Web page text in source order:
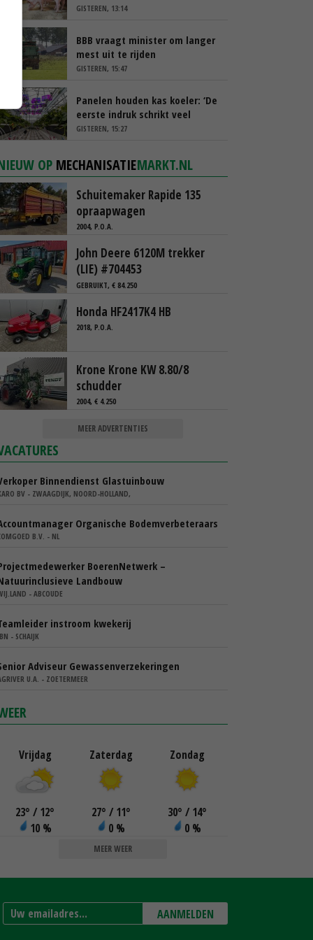
GISTEREN, 13:14
BBB vraagt minister om langer
mest uit te rijden
GISTEREN, 15:47
Panelen houden kas koeler: ‘De
eerste indruk schrikt veel
tuinders af’
GISTEREN, 15:27
OP MECHANISATIEMARKT.NL
Schuitemaker Rapide 135
opraapwagen
2004, P.O.A.
John Deere 6120M trekker
(LIE) #704453
GEBRUIKT, € 84.250
Honda HF2417K4 HB
2018, P.O.A.
Krone Krone KW 8.80/8
schudder
2004, € 4.250
MEER ADVERTENTIES
Binnendienst Glastuinbouw
BV - ZWAAGDIJK, NOORD-HOLLAND,
Organische Bodemverbeteraars
B.V. - NL
BoerenNetwerk –
Landbouw
- ABCOUDE
instroom kwekerij
- SCHAIJK
Adviseur Gewassenverzekeringen
U.A. - ZOETERMEER
Vrijdag
23° / 12°
10 %
Zaterdag
27° / 11°
0 %
Zondag
30° / 14°
0 %
MEER WEER
AANMELDEN